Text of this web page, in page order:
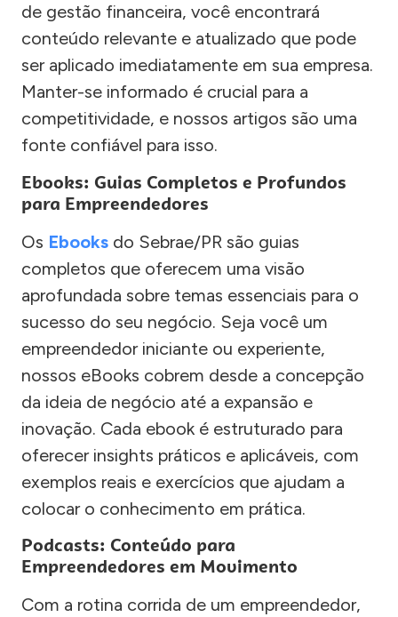
de gestão financeira, você encontrará
conteúdo relevante e atualizado que pode
ser aplicado imediatamente em sua empresa.
Manter-se informado é crucial para a
competitividade, e nossos artigos são uma
fonte confiável para isso.
Ebooks: Guias Completos e Profundos
para Empreendedores
Os Ebooks do Sebrae/PR são guias
completos que oferecem uma visão
aprofundada sobre temas essenciais para o
sucesso do seu negócio. Seja você um
empreendedor iniciante ou experiente,
nossos eBooks cobrem desde a concepção
da ideia de negócio até a expansão e
inovação. Cada ebook é estruturado para
oferecer insights práticos e aplicáveis, com
exemplos reais e exercícios que ajudam a
colocar o conhecimento em prática.
Podcasts: Conteúdo para
Empreendedores em Movimento
Com a rotina corrida de um empreendedor,